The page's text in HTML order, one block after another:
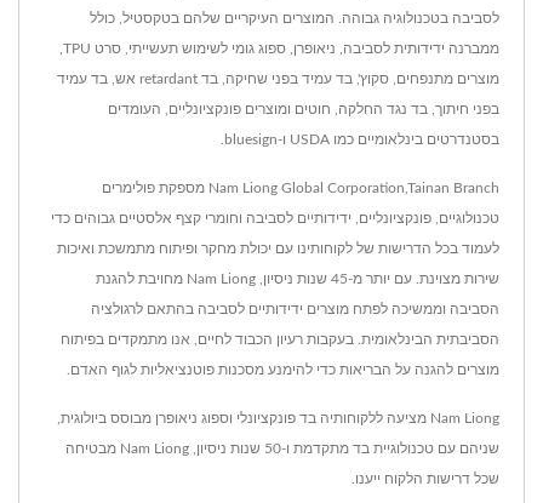
לסביבה בטכנולוגיה גבוהה. המוצרים העיקריים שלהם בטקסטיל, כולל
מוצרים מתנפחים, סקוץ', בד עמיד בפני שחיקה, בד retardant אש, בד עמיד
בפני חיתוך, בד נגד החלקה, חוטים ומוצרים פונקציונליים, העומדים
בסטנדרטים בינלאומיים כמו USDA ו-bluesign.
Nam Liong Global Corporation,Tainan Branch מספקת פולימרים
טכנולוגיים, פונקציונליים, ידידותיים לסביבה וחומרי קצף אלסטיים גבוהים כדי
לעמוד בכל הדרישות של לקוחותינו עם יכולת מחקר ופיתוח מתמשכת ואיכות
שירות מצוינת. עם יותר מ-45 שנות ניסיון, Nam Liong מחויבת להגנת
הסביבה וממשיכה לפתח מוצרים ידידותיים לסביבה בהתאם לרגולציה
הסביבתית הבינלאומית. בעקבות רעיון הכבוד לחיים, אנו מתמקדים בפיתוח
מוצרים להגנה על הבריאות כדי להימנע מסכנות פוטנציאליות לגוף האדם.
Nam Liong מציעה ללקוחותיה בד פונקציונלי וספוג ניאופרן מבוסס ביולוגית,
שניהם עם טכנולוגיית בד מתקדמת ו-50 שנות ניסיון, Nam Liong מבטיחה
שכל דרישות הלקוח ייענו.